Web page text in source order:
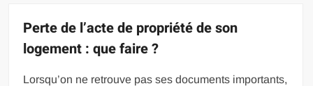
Perte de l’acte de propriété de son
logement : que faire ?
Lorsqu’on ne retrouve pas ses documents importants,